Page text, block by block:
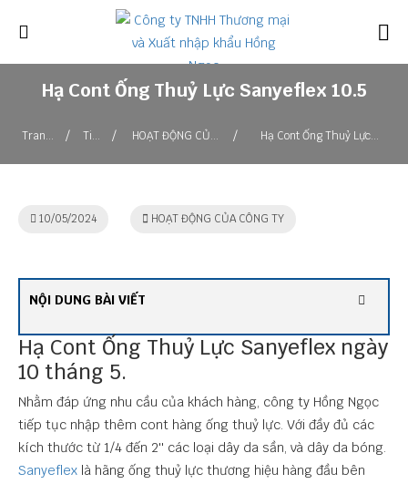
Hạ Cont Ống Thuỷ Lực Sanyeflex 10.5
Trang / Tin / HOẠT ĐỘNG CỦA / Hạ Cont Ống Thuỷ Lực
10/05/2024 HOẠT ĐỘNG CỦA CÔNG TY
NỘI DUNG BÀI VIẾT
Hạ Cont Ống Thuỷ Lực Sanyeflex ngày
10 tháng 5.
Nhằm đáp ứng nhu cầu của khách hàng, công ty Hồng Ngọc
tiếp tục nhập thêm cont hàng ống thuỷ lực. Với đầy đủ các
kích thước từ 1/4 đến 2'' các loại dây da sần, và dây da bóng.
Sanyeflex là hãng ống thuỷ lực thương hiệu hàng đầu bên